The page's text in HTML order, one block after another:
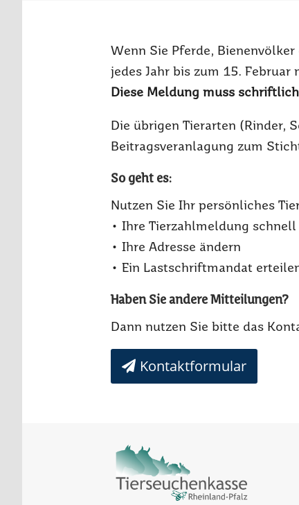
Wenn Sie Pferde,
jedes Jahr bis zum 15.
Diese Meldung muss
Die übrigen Tierarten (Rinder,
Beitragsveranlagung zum
So geht es:
Nutzen Sie Ihr persönliches
• Ihre Tierzahlmeldung
• Ihre Adresse ändern
• Ein Lastschriftmandat
Haben Sie andere Mitteilungen?
Dann nutzen Sie bitte das
Kontaktformular